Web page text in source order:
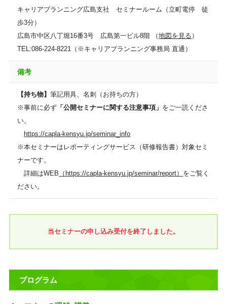
キャリアプランニング広島支社 セミナールーム（立町電停 徒
歩3分）
広島市中区八丁堀16番3号 広島第一ビル8階 （地図を見る ）
TEL:086-224-8221（※キャリアプランニング事務局 直通）
備考
【持ち物】筆記用具、名刺（お持ちの方）
※事前に必ず 「公開セミナーに関する注意事項」 をご一読くださ
い。
https://capla-kensyu.jp/seminar_info
※本セミナーはレポーティングサービス（研修報告書）対象セミ
ナーです。
詳細はWEB （https://capla-kensyu.jp/seminar/report） をご覧く
ださい。
当セミナーの申し込み受付を終了しました。
プログラム